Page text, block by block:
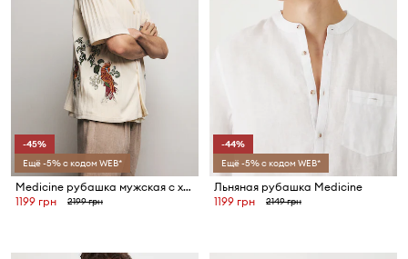
-45%
Ещё -5% с кодом WEB*
Medicine рубашка мужская с хлопком
1199 грн
2199 грн
-44%
Ещё -5% с кодом WEB*
Льняная рубашка Medicine
1199 грн
2149 грн